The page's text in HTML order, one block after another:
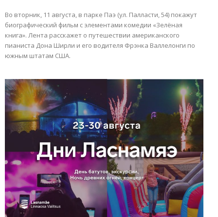
Во вторник, 11 августа, в парке Паэ (ул. Палласти, 54) покажут
биографический фильм с элементами комедии «Зелёная
книга». Лента расскажет о путешествии американского
пианиста Дона Ширли и его водителя Фрэнка Валлелонги по
южным штатам США.